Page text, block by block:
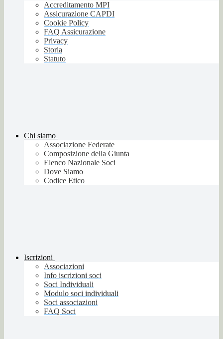
Accreditamento MPI
Assicurazione CAPDI
Cookie Policy
FAQ Assicurazione
Privacy
Storia
Statuto
Chi siamo
Associazione Federate
Composizione della Giunta
Elenco Nazionale Soci
Dove Siamo
Codice Etico
Iscrizioni
Associazioni
Info iscrizioni soci
Soci Individuali
Modulo soci individuali
Soci associazioni
FAQ Soci